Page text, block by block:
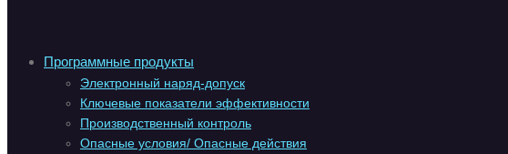
Программные продукты
Электронный наряд-допуск
Ключевые показатели эффективности
Производственный контроль
Опасные условия/ Опасные действия